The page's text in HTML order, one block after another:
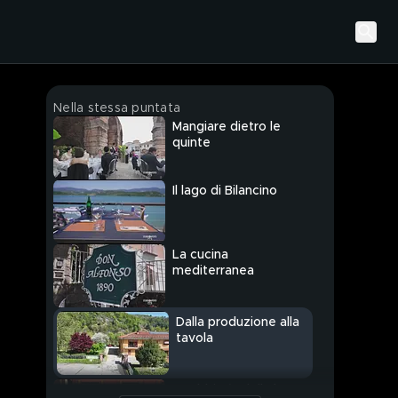
Nella stessa puntata
Mangiare dietro le
quinte
Il lago di Bilancino
La cucina
mediterranea
Dalla produzione alla
tavola